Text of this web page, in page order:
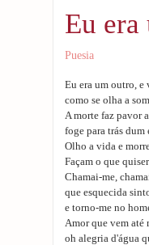
Eu
Puesia
Eu era um outro, e
como se olha a
A morte faz pavor
foge para trás dum
Olho a vida e
Façam o que
Chamai-me,
que esquecida
e torno-me no
Amor que vem até
oh alegria d'água